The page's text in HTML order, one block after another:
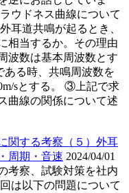
ウドネス曲線について
耳道共鳴が起るとき、
相当するか。その理由
波数は基本周波数とす
る時、共鳴周波数を
sとする。 ③上記で求
曲線の関係について述
関する考察（５）外耳
周期・音速 2024/04/01
考察、試験対策を社内
は以下の問題について